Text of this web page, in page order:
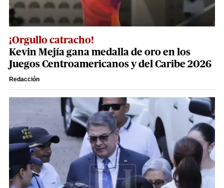
¡Orgullo catracho!
Kevin Mejía gana medalla de oro en los
Juegos Centroamericanos y del Caribe 2026
Redacción